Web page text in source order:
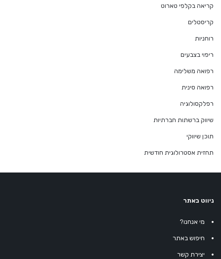
קריאה בקלפי טארוט
קריסטלים
רוחניות
ריפוי בצבעים
רפואה משלימה
רפואה סינית
רפלקסולוגיה
שיווק ברשתות חברתיות
תוכן שיווקי
תחזית אסטרולוגית חודשית
ניווט באתר
מי אנחנו?
חיפוש באתר
יצירת קשר